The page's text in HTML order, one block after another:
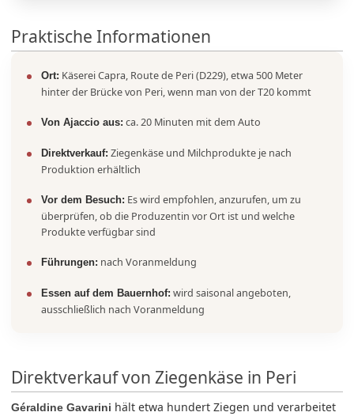
Praktische Informationen
Ort: Käserei Capra, Route de Peri (D229), etwa 500 Meter
hinter der Brücke von Peri, wenn man von der T20 kommt
Von Ajaccio aus: ca. 20 Minuten mit dem Auto
Direktverkauf: Ziegenkäse und Milchprodukte je nach
Produktion erhältlich
Vor dem Besuch: Es wird empfohlen, anzurufen, um zu
überprüfen, ob die Produzentin vor Ort ist und welche
Produkte verfügbar sind
Führungen: nach Voranmeldung
Essen auf dem Bauernhof: wird saisonal angeboten,
ausschließlich nach Voranmeldung
Direktverkauf von Ziegenkäse in Peri
Géraldine Gavarini hält etwa hundert Ziegen und verarbeitet